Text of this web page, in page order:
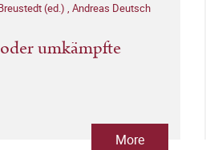
(ed.) , Andreas Deutsch
umkämpfte
More